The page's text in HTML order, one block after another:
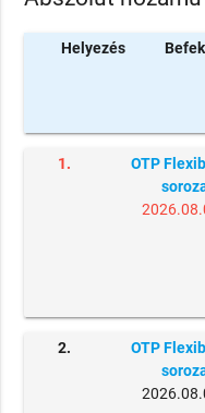
Helyezés
1.
OTP
2.
OTP